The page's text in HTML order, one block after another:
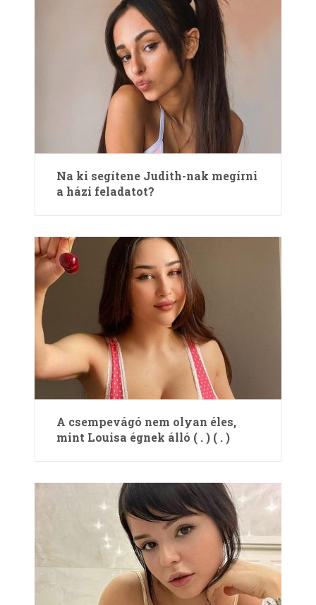
Na ki segítene Judith-nak megírni
a házi feladatot?
A csempevágó nem olyan éles,
mint Louisa égnek álló ( . ) ( . )